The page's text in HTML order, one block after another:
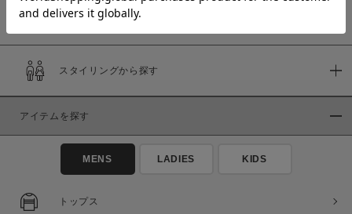
商品タイプ
通常商品
セール価格
予約商品
スタイリングから探す
アイテムを探す
MENS LADIES KIDS
トップス